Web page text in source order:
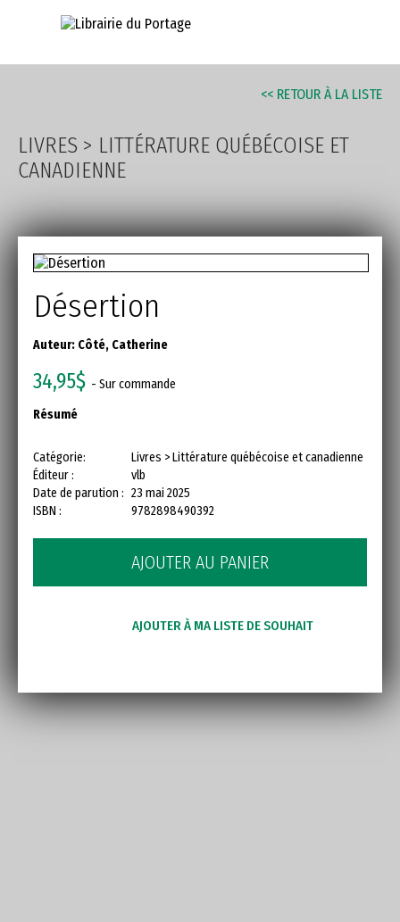
<< RETOUR À LA LISTE
LIVRES > LITTÉRATURE QUÉBÉCOISE ET
CANADIENNE
Désertion
Auteur: Côté, Catherine
34,95$ - Sur commande
Résumé
Catégorie:
Livres > Littérature québécoise et canadienne
Éditeur :
vlb
Date de parution : 23 mai 2025
ISBN :
9782898490392
AJOUTER AU PANIER
AJOUTER À MA LISTE DE SOUHAIT